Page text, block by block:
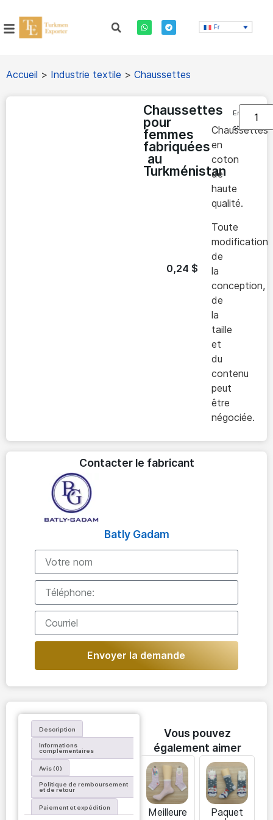
Fr
Accueil > Industrie textile > Chaussettes
Chaussettes
pour
femmes
fabriquées
au
Turkménistan
0,24 $
Chaussettes
en
coton
de
haute
qualité.
Toute
modification
de
la
conception,
de
la
taille
et
du
contenu
peut
être
négociée.
En
stock
Contacter le fabricant
Batly Gadam
Envoyer la demande
Description
Informations
complémentaires
Avis (0)
Politique de remboursement
et de retour
Paiement et expédition
Vous pouvez
également aimer
Meilleure
Paquet